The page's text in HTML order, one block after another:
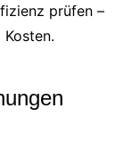
prüfen –